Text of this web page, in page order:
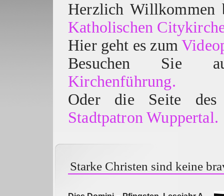
Herzlich
Katholischen
Hier geht es zum
Besuchen
Kirchenführung.
Oder die Seite des
Stadtpatron Wuppertal.
Starke Christen sind keine